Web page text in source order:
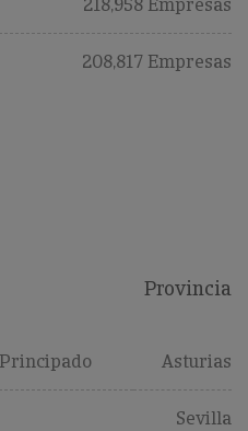
218,958 Empresas
208,817 Empresas
Provincia
Asturias
Sevilla